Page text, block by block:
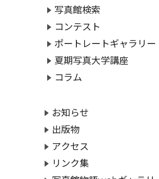
写真館検索
コンテスト
ポートレートギャラリー
夏期写真大学講座
コラム
お知らせ
出版物
アクセス
リンク集